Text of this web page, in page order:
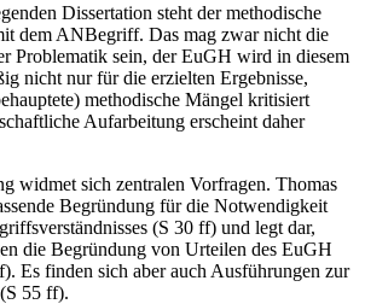
Dissertation steht der methodische
dem ANBegriff. Das mag zwar nicht die
Problematik sein, der EuGH wird in diesem
nicht nur für die erzielten Ergebnisse,
methodische Mängel kritisiert
Aufarbeitung erscheint daher
widmet sich zentralen Vorfragen. Thomas
Begründung für die Notwendigkeit
(S 30 ff) und legt dar,
die Begründung von Urteilen des EuGH
Es finden sich aber auch Ausführungen zur
55 ff).